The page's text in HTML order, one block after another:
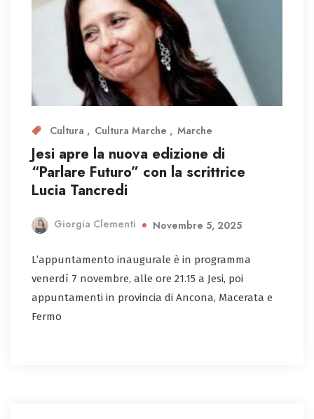
Cultura Cultura Marche Marche
Jesi apre la nuova edizione di
“Parlare Futuro” con la scrittrice
Lucia Tancredi
Giorgia Clementi Novembre 5, 2025
L’appuntamento inaugurale è in programma
venerdì 7 novembre, alle ore 21.15 a Jesi, poi
appuntamenti in provincia di Ancona, Macerata e
Fermo